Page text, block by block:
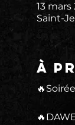
13 mars
Saint-
À